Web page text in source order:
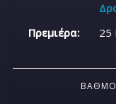
Πρεμιέρα:
25